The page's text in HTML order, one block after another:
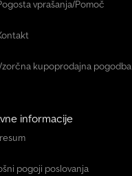
vprašanja/Pomoč
kupoprodajna pogodba
informacije
pogoji poslovanja